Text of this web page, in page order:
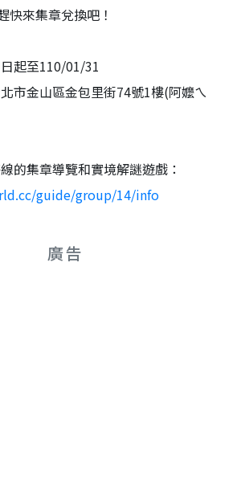
快來集章兌換吧！
起至110/01/31
市金山區金包里街74號1樓(阿嬤ㄟ
的集章導覽和實境解謎遊戲：
guide/group/14/info
廣告